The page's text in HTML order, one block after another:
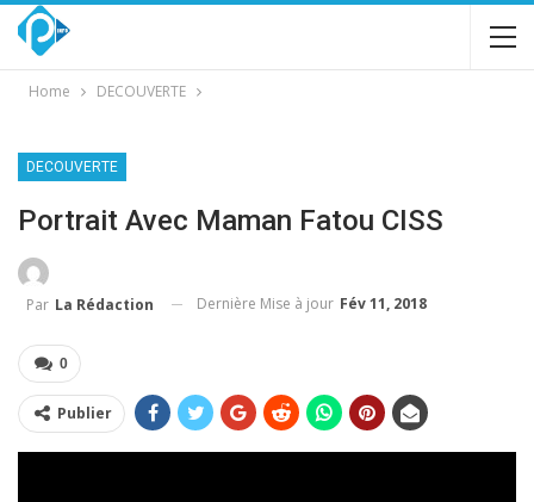
Home DECOUVERTE
DECOUVERTE
Portrait Avec Maman Fatou CISS
Par La Rédaction Dernière Mise à jour Fév 11, 2018
0
Publier